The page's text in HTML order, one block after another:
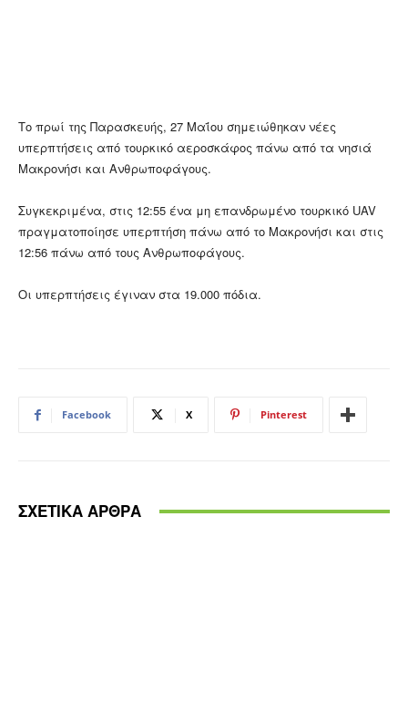
Το πρωί της Παρασκευής, 27 Μαΐου σημειώθηκαν νέες
υπερπτήσεις από τουρκικό αεροσκάφος πάνω από τα νησιά
Μακρονήσι και Ανθρωποφάγους.
Συγκεκριμένα, στις 12:55 ένα μη επανδρωμένο τουρκικό UAV
πραγματοποίησε υπερπτήση πάνω από το Μακρονήσι και στις
12:56 πάνω από τους Ανθρωποφάγους.
Οι υπερπτήσεις έγιναν στα 19.000 πόδια.
Facebook X Pinterest
ΣΧΕΤΙΚΑ ΑΡΘΡΑ